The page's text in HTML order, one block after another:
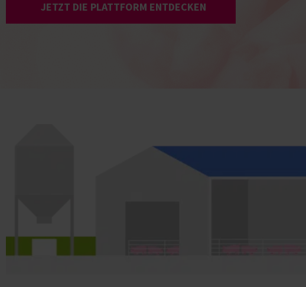
JETZT DIE PLATTFORM ENTDECKEN